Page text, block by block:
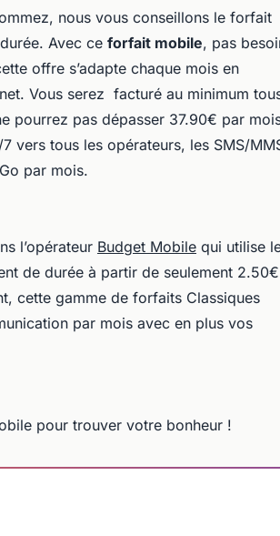
nous vous conseillons le forfait
Avec ce forfait mobile, pas
offre s’adapte chaque mois en
Vous serez facturé au minimum
pourrez pas dépasser 37.90€ par
vers tous les opérateurs, les SMS/
par mois.
l’opérateur Budget Mobile qui utilise
de durée à partir de seulement 2.50€
cette gamme de forfaits Classiques
par mois avec en plus vos
pour trouver votre bonheur !